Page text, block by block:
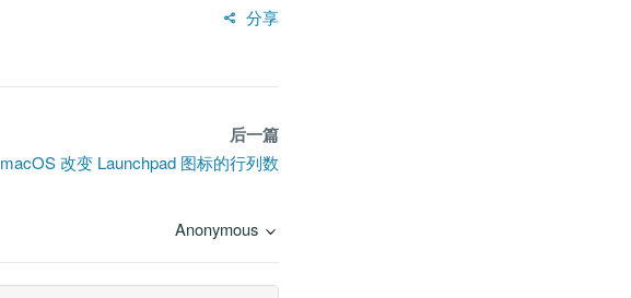
分享
后一篇
macOS 改变 Launchpad 图标的行列数
Anonymous